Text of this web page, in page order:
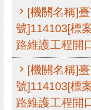
市府團隊
主題服務
市政資訊
市民互動
[機關名稱]
號]114103[標
路維護工程開
[機關名稱]
號]114103[標
路維護工程開